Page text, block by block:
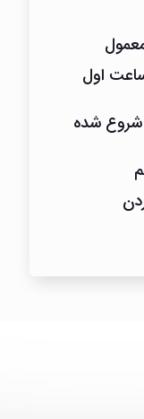
ادرار و مدفوع در 24 ساعت اول
شروع شده